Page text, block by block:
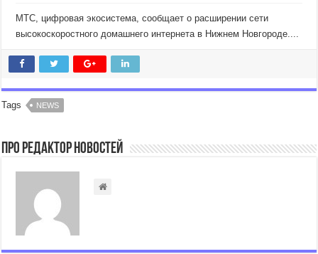
МТС, цифровая экосистема, сообщает о расширении сети
высокоскоростного домашнего интернета в Нижнем Новгороде....
Tags NEWS
Про Редактор Новостей